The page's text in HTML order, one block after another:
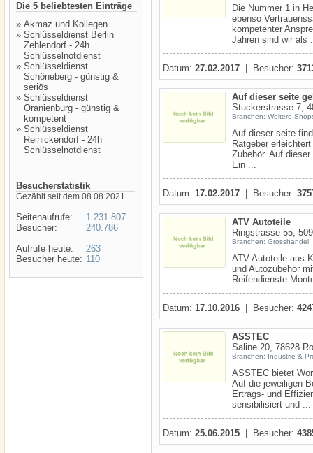
Die 5 beliebtesten Einträge
» Akmaz und Kollegen
» Schlüsseldienst Berlin
Zehlendorf - 24h
Schlüsselnotdienst
» Schlüsseldienst
Schöneberg - günstig &
seriös
» Schlüsseldienst
Oranienburg - günstig &
kompetent
» Schlüsseldienst
Reinickendorf - 24h
Schlüsselnotdienst
Besucherstatistik
Gezählt seit dem 08.08.2021
Seitenaufrufe:
Besucher:
Aufrufe heute:
Besucher heute:
1.231.807
240.786
263
110
Die Nummer 1 in
ebenso
kompetenter
Jahren sind wir als
Datum: 27.02.2017 | Besucher:
Auf dieser seite
Stuckerstrasse 7,
Branchen: Weitere
Auf dieser seite
Ratgeber
Zubehör. Auf
Ein ...
Datum: 17.02.2017 | Besucher:
ATV Autoteile
Ringstrasse 55,
Branchen: Grosshandel
ATV Autoteile aus
und Autozubehör
Reifendienste
Datum: 17.10.2016 | Besucher:
ASSTEC
Saline 20, 78628
Branchen: Industrie &
ASSTEC bietet
Auf die jeweiligen
Ertrags- und
sensibilisiert und ...
Datum: 25.06.2015 | Besucher: